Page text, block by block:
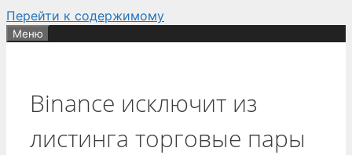
Перейти к содержимому
Меню
Binance исключит из
листинга торговые пары